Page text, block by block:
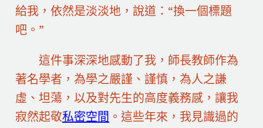
給我，依然是淡淡地，說道：“換一個標題
吧。”
這件事深深地感動了我，師長教師作為
著名學者，為學之嚴謹、謹慎，為人之謙
虛、坦蕩，以及對先生的高度義務感，讓我
寂然起敬私密空間 。這些年來，我見識過的